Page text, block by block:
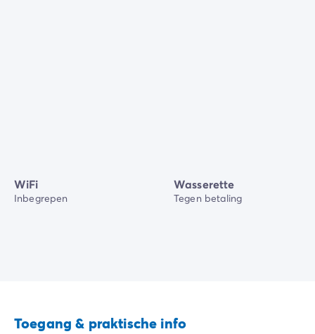
WiFi
Inbegrepen
Wasserette
Tegen betaling
Toegang & praktische info